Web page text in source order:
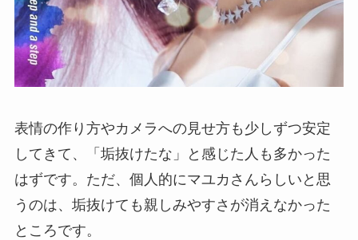
表情の作り方やカメラへの見せ方も少しずつ安定
してきて、「垢抜けたな」と感じた人も多かった
はずです。ただ、個人的にマユカさんらしいと思
うのは、垢抜けても親しみやすさが消えなかった
ところです。